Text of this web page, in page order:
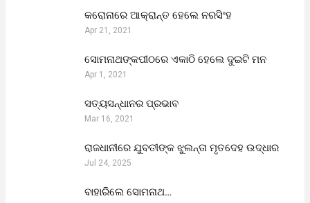
କରୋନାରେ ଆକ୍ରାନ୍ତ ହେଲେ ନରସିଂହ
Apr 21, 2021
ସୋମନାଥଙ୍କପୀଠରେ ଏକାଠି ହେଲେ ଦୁଇଟି ମନ
Apr 1, 2021
ସତ୍ୟସନ୍ଧାନର ପ୍ରଭାବ
Mar 16, 2021
ରାଜଧାନୀରେ ଯୁବତୀଙ୍କ ଝୁଲନ୍ତା ମୃତଦେହ ଉଦ୍ଧାର
Jul 24, 2025
ବାହାରିଲେ ସୋମନାଥ…